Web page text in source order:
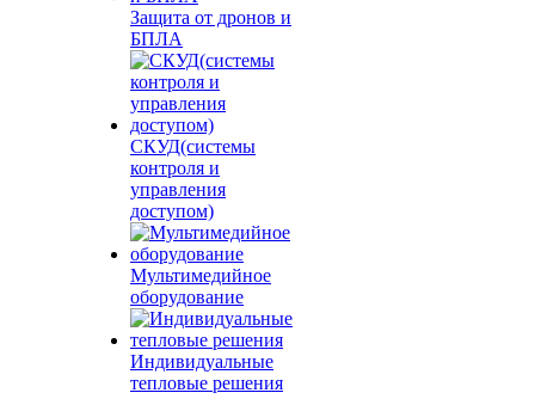
Защита от дронов и
БПЛА
СКУД(системы
контроля и
управления
доступом)
Мультимедийное
оборудование
Индивидуальные
тепловые решения